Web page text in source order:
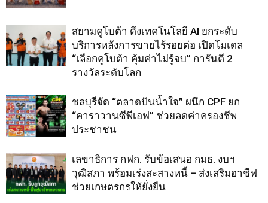
สยามคูโบต้า ดึงเทคโนโลยี AI ยกระดับ
บริการหลังการขายไร้รอยต่อ เปิดโมเดล
“เลือกคูโบต้า คุ้มค่าไม่รู้จบ” การันตี 2
รางวัลระดับโลก
ชลบุรีจัด “ตลาดปันน้ำใจ” ผนึก CPF ยก
“คาราวานซีพีเอฟ” ช่วยลดค่าครองชีพ
ประชาชน
เลขาธิการ กฟก. รับข้อเสนอ กมธ. งบฯ
วุฒิสภา พร้อมเร่งสะสางหนี้ – ส่งเสริมอาชีฟ
ช่วยเกษตรกรให้ยั่งยืน